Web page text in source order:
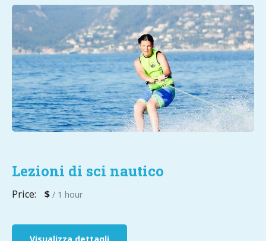
Lezioni di sci nautico
Price: $ / 1 hour